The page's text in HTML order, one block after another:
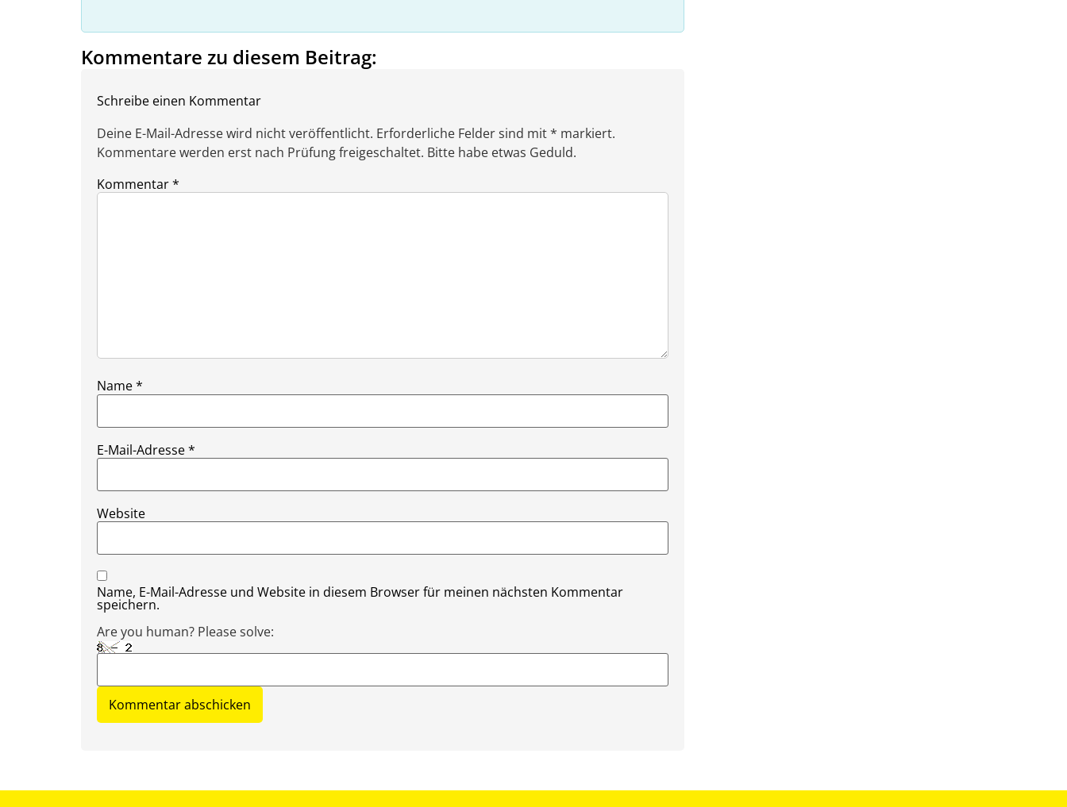
Kommentare zu diesem Beitrag:
Schreibe einen Kommentar
Deine E-Mail-Adresse wird nicht veröffentlicht. Erforderliche Felder sind mit * markiert.
Kommentare werden erst nach Prüfung freigeschaltet. Bitte habe etwas Geduld.
Kommentar*
Name*
E-Mail-Adresse*
Website
Name, E-Mail-Adresse und Website in diesem Browser für meinen nächsten Kommentar
speichern.
Are you human? Please solve: